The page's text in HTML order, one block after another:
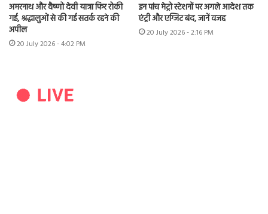
अमरनाथ और वैष्णो देवी यात्रा फिर रोकी
गई, श्रद्धालुओं से की गई सतर्क रहने की
अपील
20 July 2026 - 4:02 PM
इन पांच मेट्रो स्टेशनों पर अगले आदेश तक
एंट्री और एग्जिट बंद, जानें वजह
20 July 2026 - 2:16 PM